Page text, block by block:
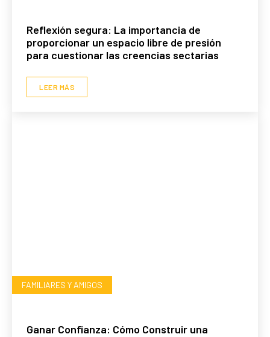
Reflexión segura: La importancia de
proporcionar un espacio libre de presión
para cuestionar las creencias sectarias
LEER MÁS
FAMILIARES Y AMIGOS
Ganar Confianza: Cómo Construir una